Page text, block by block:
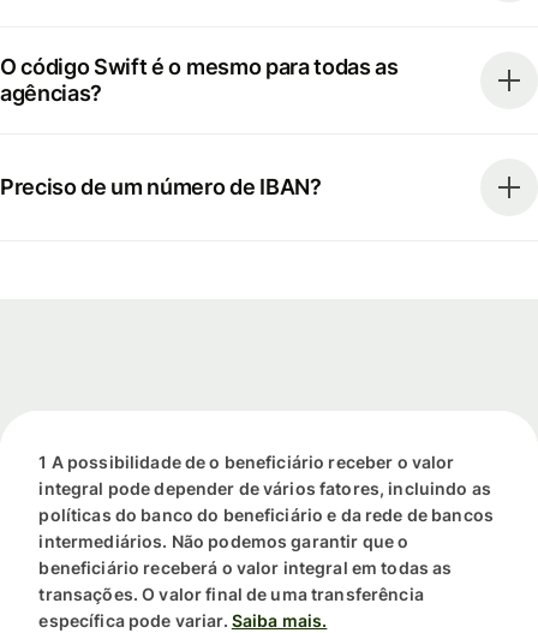
O código Swift é o mesmo para todas as
agências?
Preciso de um número de IBAN?
1 A possibilidade de o beneficiário receber o valor
integral pode depender de vários fatores, incluindo as
políticas do banco do beneficiário e da rede de bancos
intermediários. Não podemos garantir que o
beneficiário receberá o valor integral em todas as
transações. O valor final de uma transferência
específica pode variar. Saiba mais.